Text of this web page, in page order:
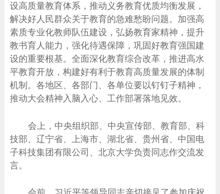
设高质量教育体系，推动义务教育优质均衡发展，
解决好人民群众关于教育的急难愁盼问题。加强高
素质专业化教师队伍建设，弘扬教育家精神，提升
教书育人能力，强化待遇保障，巩固好教育强国建
设的重要根基。全面深化教育综合改革，推进高水
平教育开放，构建好有利于教育高质量发展的体制
机制。各地区、各部门、各单位要以钉钉子精神，
推动大会精神入脑入心、工作部署落地见效。
会上，中央组织部、中央宣传部、教育部、科
技部、辽宁省、上海市、湖北省、贵州省、中国电
子科技集团有限公司、北京大学负责同志作交流发
言。